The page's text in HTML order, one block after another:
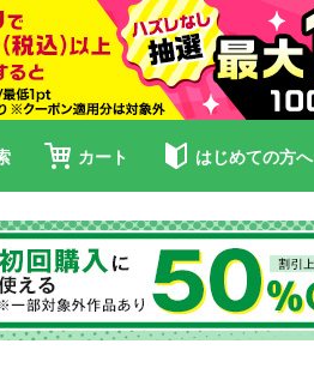
カート はじめての方へ